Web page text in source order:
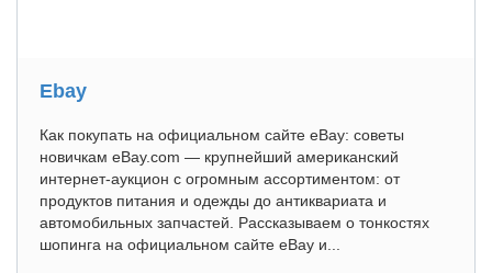
Ebay
Как покупать на официальном сайте eBay: советы
новичкам eBay.com — крупнейший американский
интернет-аукцион с огромным ассортиментом: от
продуктов питания и одежды до антиквариата и
автомобильных запчастей. Рассказываем о тонкостях
шопинга на официальном сайте eBay и...